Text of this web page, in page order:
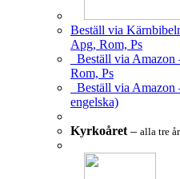
Beställ via
Apg, Rom, Ps
Beställ via
Rom, Ps
Beställ via Amazon
engelska)
Kyrkoåret – alla tre